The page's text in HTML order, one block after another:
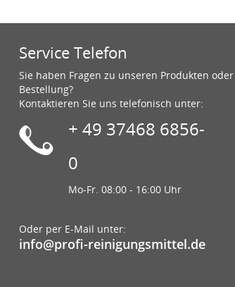
Service Telefon
Sie haben Fragen zu unseren Produkten
Bestellung?
Kontaktieren Sie uns telefonisch unter:
+ 49 37468 6856-
0
Mo-Fr. 08:00 - 16:00 Uhr
Oder per E-Mail unter:
info@profi-reinigungsmittel.de